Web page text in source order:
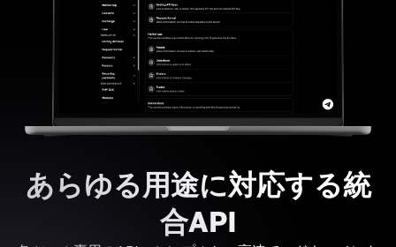
あらゆる用途に対応する統
合API